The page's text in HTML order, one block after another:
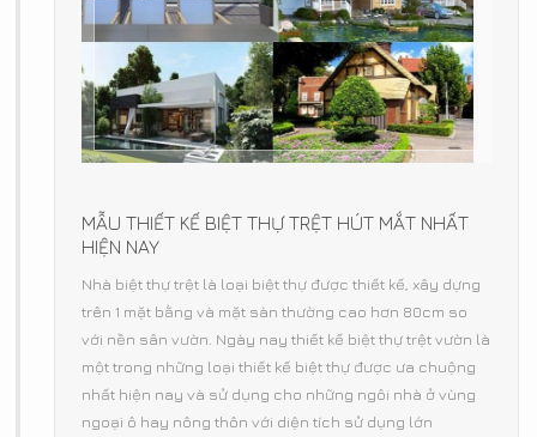
MẪU THIẾT KẾ BIỆT THỰ TRỆT HÚT MẮT NHẤT
HIỆN NAY
Nhà biệt thự trệt là loại biệt thự được thiết kế, xây dựng
trên 1 mặt bằng và mặt sàn thường cao hơn 80cm so
với nền sân vườn. Ngày nay thiết kế biệt thự trệt vườn là
một trong những loại thiết kế biệt thự được ưa chuộng
nhất hiện nay và sử dụng cho những ngôi nhà ở vùng
ngoại ô hay nông thôn với diện tích sử dụng lớn